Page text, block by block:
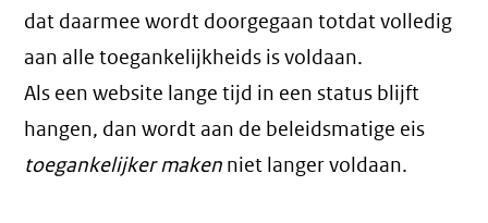
dat daarmee wordt doorgegaan totdat volledig
aan alle toegankelijkheids is voldaan.
Als een website lange tijd in een status blijft
hangen, dan wordt aan de beleidsmatige eis
toegankelijker maken niet langer voldaan.